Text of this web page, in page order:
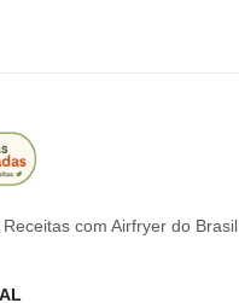
com Airfryer do Brasil